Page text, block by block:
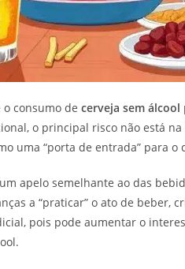
consumo de cerveja sem álcool
o principal risco não está
uma “porta de entrada” para o
apelo semelhante ao das
a “praticar” o ato de beber,
pois pode aumentar o